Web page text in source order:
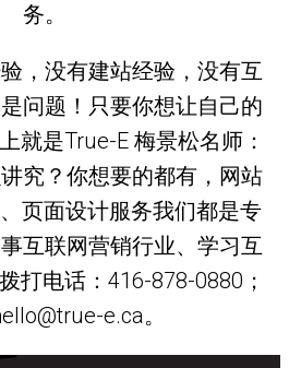
务。
，没有建站经验，没有互
问题！只要你想让自己的
就是True-E 梅景松名师：
究？你想要的都有，网站
页面设计服务我们都是专
互联网营销行业、学习互
打电话：416-878-0880；
e.ca。